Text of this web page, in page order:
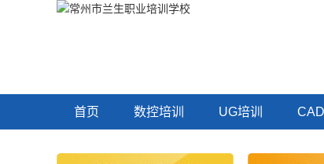
首页 数控培训 UG培训 CAD